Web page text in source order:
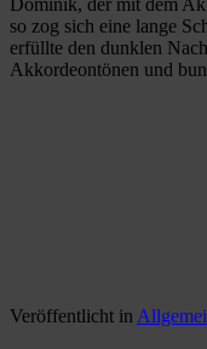
so zog sich eine lange
erfüllte den dunklen
Akkordeontönen und
Veröffentlicht in